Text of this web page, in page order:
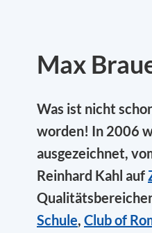
Max
Was ist nicht
worden! In 2006
ausgezeichnet,
Reinhard Kahl auf
Schule, Club of